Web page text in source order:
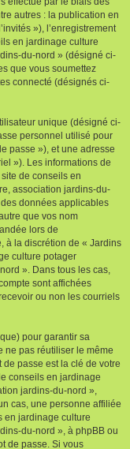
autres : la publication en
»), l’enregistrement
en jardinage culture
du-nord » (désigné ci-
que vous soumettez
connecté (désignés ci-
unique (désigné ci-
personnel utilisé pour
passe »), et une adresse
»). Les informations de
de conseils en
association jardins-du-
données applicables
que vos nom
lors de
à la discrétion de « Jardins
culture potager
». Dans tous les cas,
sont affichées
ou non les courriels
pour garantir sa
ne pas réutiliser le même
passe est la clé de votre
conseils en jardinage
jardins-du-nord »,
cas, une personne affiliée
en jardinage culture
du-nord », à phpBB ou
de passe. Si vous